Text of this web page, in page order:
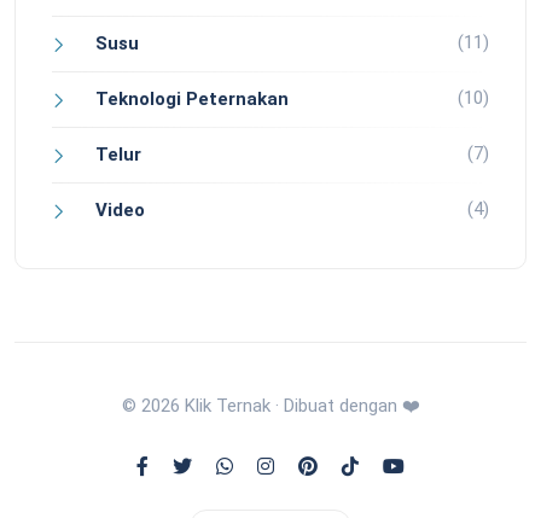
Susu (11)
Teknologi Peternakan (10)
Telur (7)
Video (4)
© 2026 Klik Ternak · Dibuat dengan ❤️